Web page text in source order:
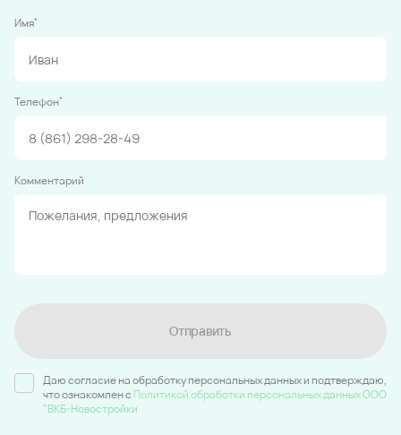
Имя*
Телефон*
Комментарий
Отправить
Даю согласие на обработку персональных данных и подтверждаю,
что ознакомлен c Политикой обработки персональных данных ООО
"ВКБ-Новостройки